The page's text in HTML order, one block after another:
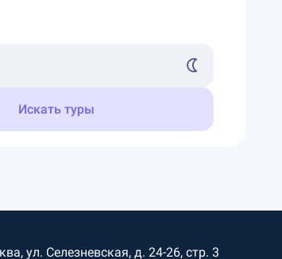
Искать туры
ул. Селезневская, д. 24-26, стр. 3